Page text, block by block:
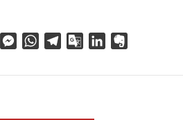
FacebookMessengerWhatsAppTelegramGoogleLinkedIn